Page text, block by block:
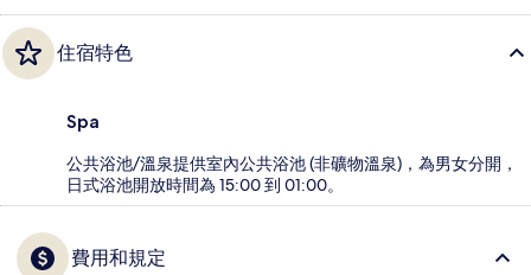
住宿特色
Spa
公共浴池/溫泉提供室內公共浴池 (非礦物溫泉)，為男女分開，
日式浴池開放時間為 15:00 到 01:00。
費用和規定